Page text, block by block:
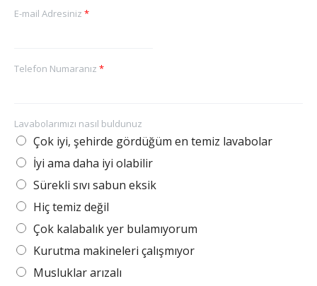
E-mail Adresiniz *
Telefon Numaranız *
Lavabolarımızı nasıl buldunuz
Çok iyi, şehirde gördüğüm en temiz lavabolar
İyi ama daha iyi olabilir
Sürekli sıvı sabun eksik
Hiç temiz değil
Çok kalabalık yer bulamıyorum
Kurutma makineleri çalışmıyor
Musluklar arızalı